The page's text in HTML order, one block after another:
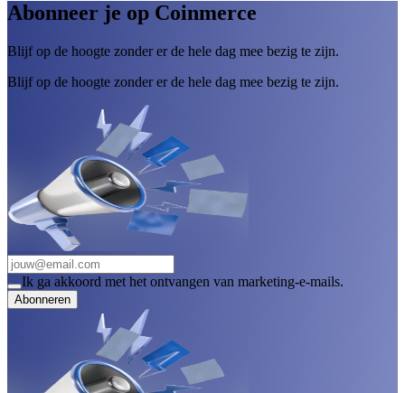
Abonneer je op Coinmerce
Blijf op de hoogte zonder er de hele dag mee bezig te zijn.
Blijf op de hoogte zonder er de hele dag mee bezig te zijn.
Ik ga akkoord met het ontvangen van marketing-e-mails.
Abonneren